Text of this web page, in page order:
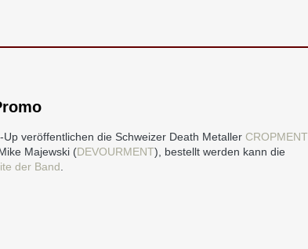
veröffentlichen die Schweizer Death Metaller CROPMENT
Majewski (DEVOURMENT), bestellt werden kann die
der Band